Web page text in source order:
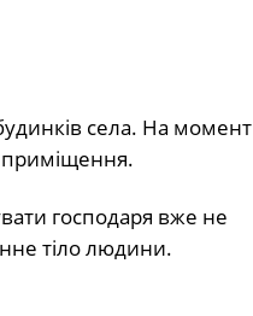
села. На момент
приміщення.
господаря вже не
тіло людини.